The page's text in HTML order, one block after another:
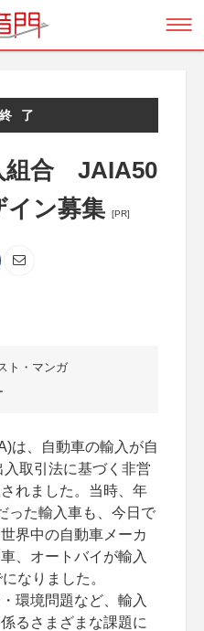
了
組合 JAIA50
ン募集
[PR]
ト・マンガ
は、自動車の輸入が自
取引法に基づく非営
れました。当時、年
った輸入車も、今日で
界中の自動車メーカ
、オートバイが輸入
なりました。
環境問題など、輸入
るさまざまな課題に